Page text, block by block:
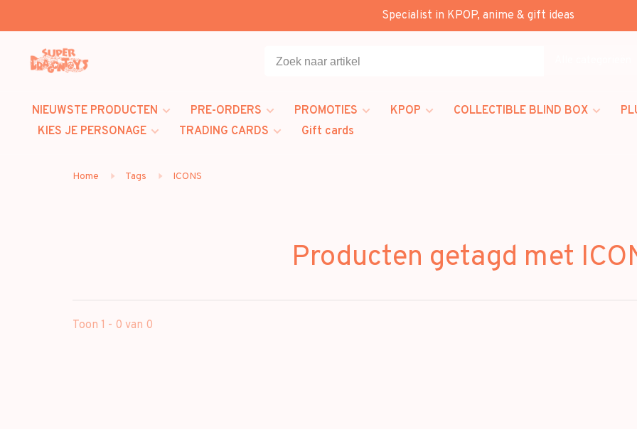
Specialist in KPOP, anime & gift ideas
NIEUWSTE PRODUCTEN PRE-ORDERS PROMOTIES KPOP COLLECTIBLE BLIND BOX
KIES JE PERSONAGE
TRADING CARDS Gift cards
Home Tags ICONS
Producten getagd met
Toon 1 - 0 van 0